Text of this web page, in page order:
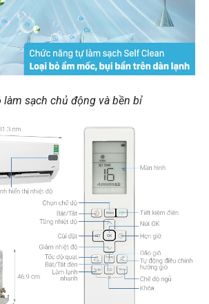
làm sạch chủ động và bền bỉ